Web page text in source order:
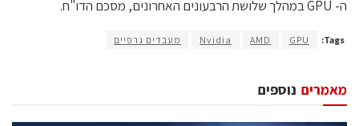
ה- GPU במהלך שלושת הרבעונים האחרונים, מסכם הדו"ח.
Tags:
GPU
AMD
Nvidia מעבדים גרפיים
נוספים מאמרים